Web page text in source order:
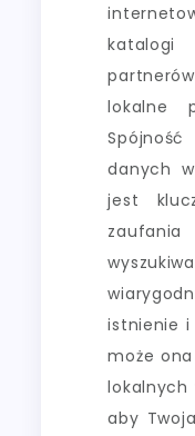
lokalne
danych
jest
istnienie
może
lokalnych
aby